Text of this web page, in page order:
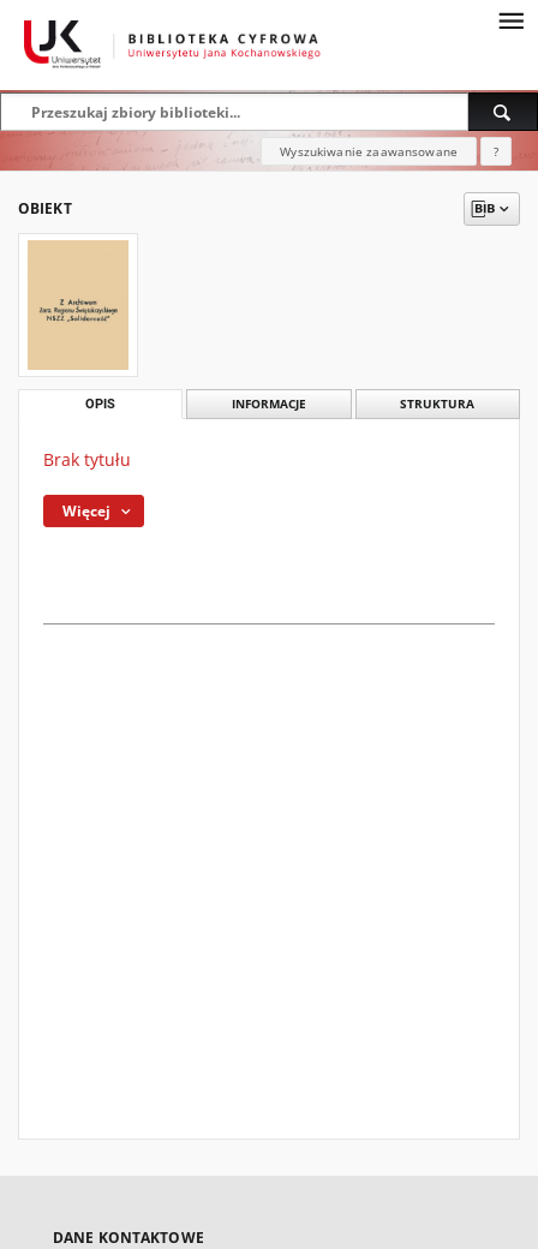
Wyszukiwanie zaawansowane ?
OBIEKT
OPIS INFORMACJE STRUKTURA
Brak tytułu
Więcej
DANE KONTAKTOWE